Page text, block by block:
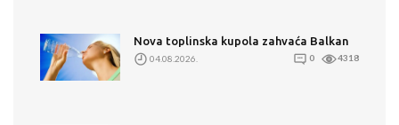
Nova toplinska kupola zahvaća Balkan
04.08.2026. 0 4318